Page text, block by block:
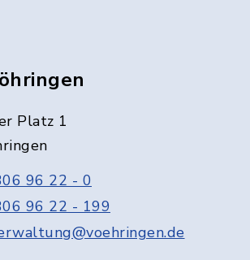
Platz 1
96 22 - 0
96 22 - 199